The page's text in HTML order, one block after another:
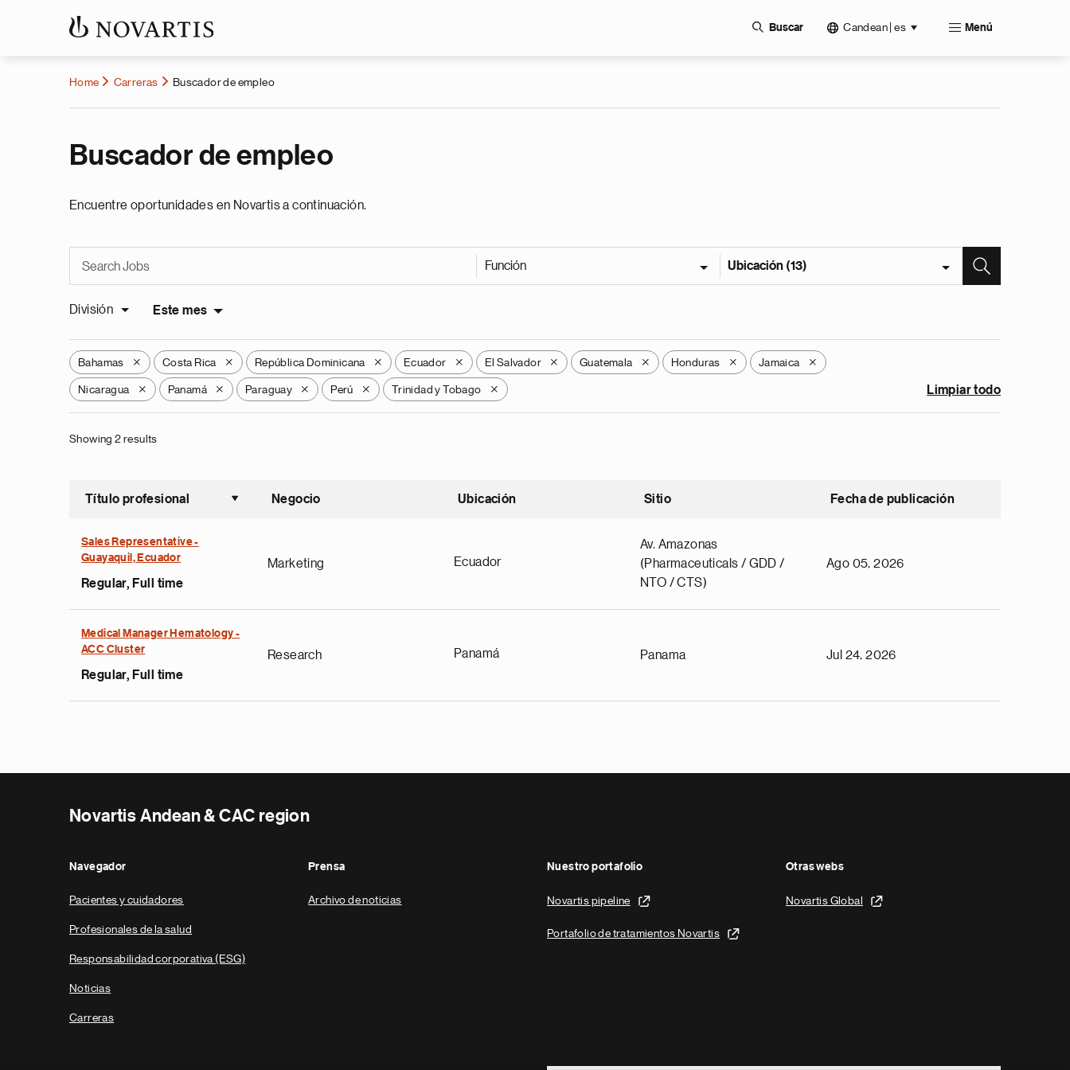
Buscar Candean | es Menú
Home Carreras Buscador de empleo
Buscador de empleo
Encuentre oportunidades en Novartis a continuación.
Función Ubicación (13)
División Este mes
Bahamas X Costa Rica X República Dominicana X Ecuador X El Salvador X Guatemala X Honduras X Jamaica X
Nicaragua X Panamá X Paraguay X Perú X Trinidad y Tobago X Limpiar todo
Showing 2 results
Título profesional
Ordenar ascendente
Negocio Ubicación Sitio Fecha de publicación
Sales Representative -
Guayaquil, Ecuador
Regular, Full time
Marketing Ecuador
Av. Amazonas
(Pharmaceuticals / GDD /
NTO / CTS)
Ago 05, 2026
Medical Manager Hematology -
ACC Cluster
Regular, Full time
Research Panamá Panama Jul 24, 2026
Novartis Andean & CAC region
Navegador
Pacientes y cuidadores
Profesionales de la salud
Responsabilidad corporativa (ESG)
Noticias
Carreras
Prensa
Archivo de noticias
Nuestro portafolio
Novartis pipeline
Portafolio de tratamientos Novartis
Otras webs
Novartis Global